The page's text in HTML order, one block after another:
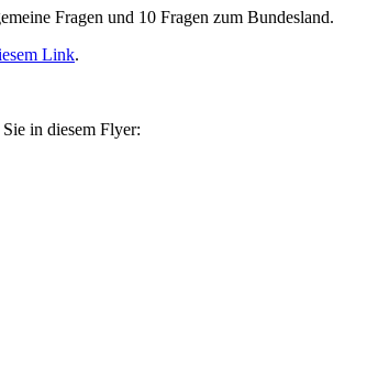
Fragen und 10 Fragen zum Bundesland.
Link.
in diesem Flyer: